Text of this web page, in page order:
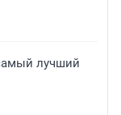
лучший